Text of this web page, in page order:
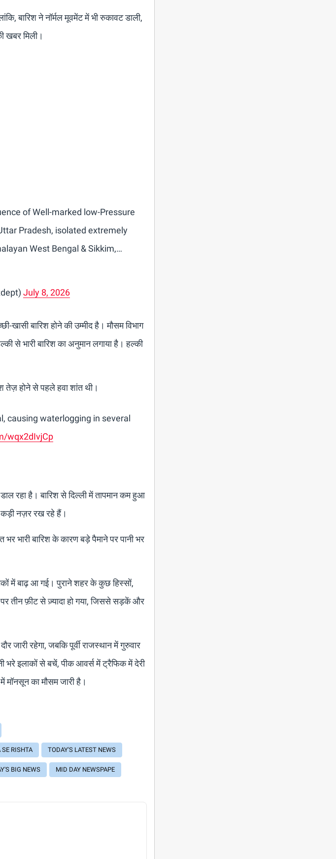
बारिश ने नॉर्मल मूवमेंट में भी रुकावट डाली,
खबर मिली।
of Well-marked low-Pressure
Pradesh, isolated extremely
West Bengal & Sikkim,…
July 8, 2026
खासी बारिश होने की उम्मीद है। मौसम विभाग
से भारी बारिश का अनुमान लगाया है। हल्की
तेज़ होने से पहले हवा शांत थी।
causing waterlogging in several
wqx2dIvjCp
रहा है। बारिश से दिल्ली में तापमान कम हुआ
नज़र रख रहे हैं।
भारी बारिश के कारण बड़े पैमाने पर पानी भर
में बाढ़ आ गई। पुराने शहर के कुछ हिस्सों,
पर तीन फ़ीट से ज़्यादा हो गया, जिससे सड़कें और
जारी रहेगा, जबकि पूर्वी राजस्थान में गुरुवार
भरे इलाकों से बचें, पीक आवर्स में ट्रैफिक में देरी
मॉनसून का मौसम जारी है।
RISHTA TODAY'S LATEST NEWS
BIG NEWS MID DAY NEWSPAPE